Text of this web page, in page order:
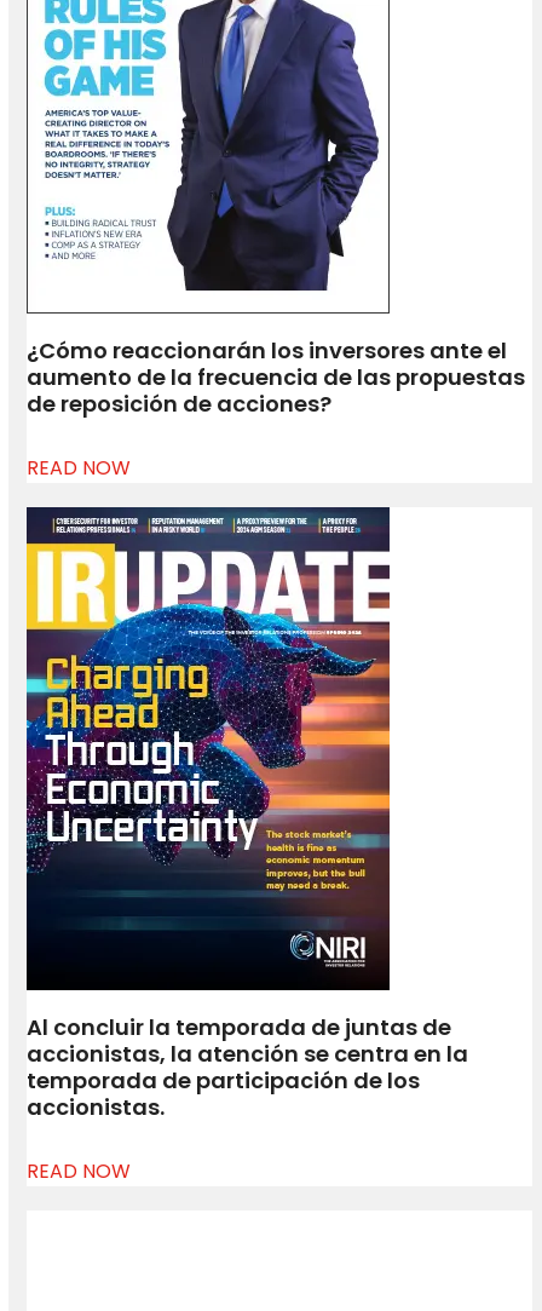
¿Cómo reaccionarán los inversores ante el
aumento de la frecuencia de las propuestas
de reposición de acciones?
READ NOW
Al concluir la temporada de juntas de
accionistas, la atención se centra en la
temporada de participación de los
accionistas.
READ NOW